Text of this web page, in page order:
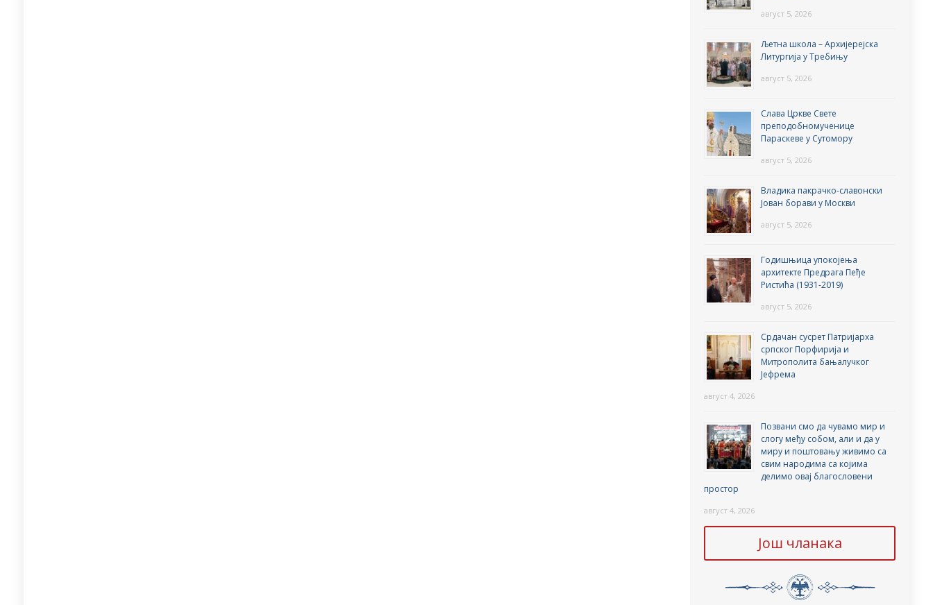
август 5, 2026
Љетна школа – Архијерејска
Литургија у Требињу
август 5, 2026
Слава Цркве Свете
преподобномученице
Параскеве у Сутомору
август 5, 2026
Владика пакрачко-славонски
Јован борави у Москви
август 5, 2026
Годишњица упокојења
архитекте Предрага Пеђе
Ристића (1931-2019)
август 5, 2026
Срдачан сусрет Патријарха
српског Порфирија и
Митрополита бањалучког
Јефрема
август 4, 2026
Позвани смо да чувамо мир и
слогу међу собом, али и да у
миру и поштовању живимо са
свим народима са којима
делимо овај благословени
простор
август 4, 2026
Још чланака